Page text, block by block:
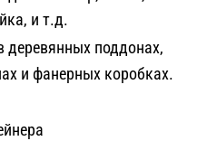
и т.д.
деревянных поддонах,
и фанерных коробках.